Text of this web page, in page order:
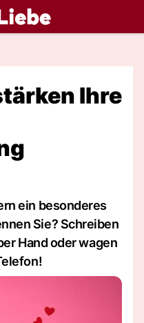
Ihre
ein besonderes
Sie? Schreiben
Hand oder wagen